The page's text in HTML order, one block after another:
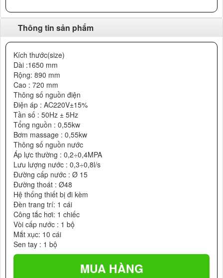
Thông tin sản phẩm
Kích thước(size)
Dài :1650 mm
Rộng: 890 mm
Cao : 720 mm
Thông số nguồn điện
Điện áp : AC220V±15%
Tần số : 50Hz ± 5Hz
Tổng nguồn : 0,55kw
Bơm massage : 0,55kw
Thông số nguồn nước
Áp lực thường : 0,2÷0,4MPA
Lưu lượng nước : 0,3÷0,8l/s
Đường cấp nước : Ø 15
Đường thoát : Ø48
Hệ thống thiết bị đi kèm
Đèn trang trí: 1 cái
Công tắc hơi: 1 chiếc
Vòi cấp nước : 1 bộ
Mắt xục: 10 cái
Sen tay : 1 bộ